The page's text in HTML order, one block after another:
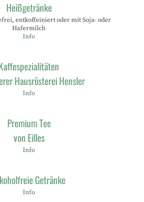
Heißgetränke
entkoffeiniert oder mit Soja- oder
Hafermilch
Info
Hausrösterei Hensler
Info
Premium Tee
von Eilles
Info
Getränke
Info